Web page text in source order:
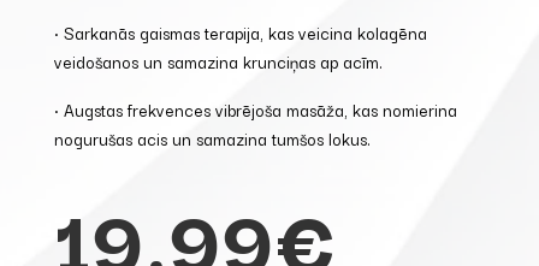
• Sarkanās gaismas terapija, kas veicina kolagēna
veidošanos un samazina krunciņas ap acīm.
• Augstas frekvences vibrējoša masāža, kas nomierina
nogurušas acis un samazina tumšos lokus.
19,99€